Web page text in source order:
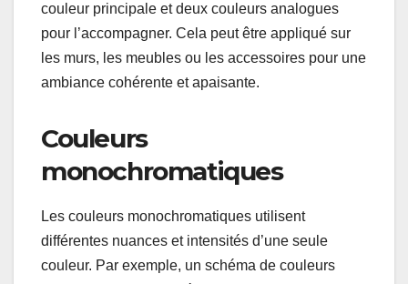
couleur principale et deux couleurs analogues
pour l’accompagner. Cela peut être appliqué sur
les murs, les meubles ou les accessoires pour une
ambiance cohérente et apaisante.
Couleurs
monochromatiques
Les couleurs monochromatiques utilisent
différentes nuances et intensités d’une seule
couleur. Par exemple, un schéma de couleurs